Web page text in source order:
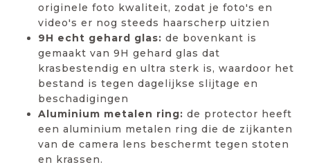
originele foto kwaliteit, zodat je foto's en
video's er nog steeds haarscherp uitzien
9H echt gehard glas: de bovenkant is
gemaakt van 9H gehard glas dat
krasbestendig en ultra sterk is, waardoor het
bestand is tegen dagelijkse slijtage en
beschadigingen
Aluminium metalen ring: de protector heeft
een aluminium metalen ring die de zijkanten
van de camera lens beschermt tegen stoten
en krassen.